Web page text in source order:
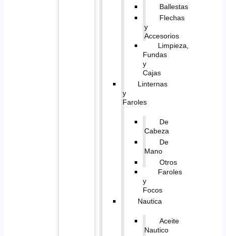
Ballestas
Flechas
y
Accesorios
Limpieza,
Fundas
y
Cajas
Linternas
y
Faroles
De
Cabeza
De
Mano
Otros
Faroles
y
Focos
Nautica
Aceite
Nautico